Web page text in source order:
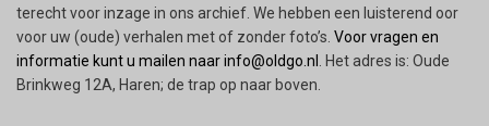
terecht voor inzage in ons archief. We hebben een luisterend oor
voor uw (oude) verhalen met of zonder foto’s. Voor vragen en
informatie kunt u mailen naar info@oldgo.nl
. Het adres is: Oude
Brinkweg 12A, Haren; de trap op naar boven.